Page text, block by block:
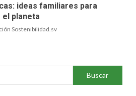
ideas familiares para
planeta
Sostenibilidad.sv